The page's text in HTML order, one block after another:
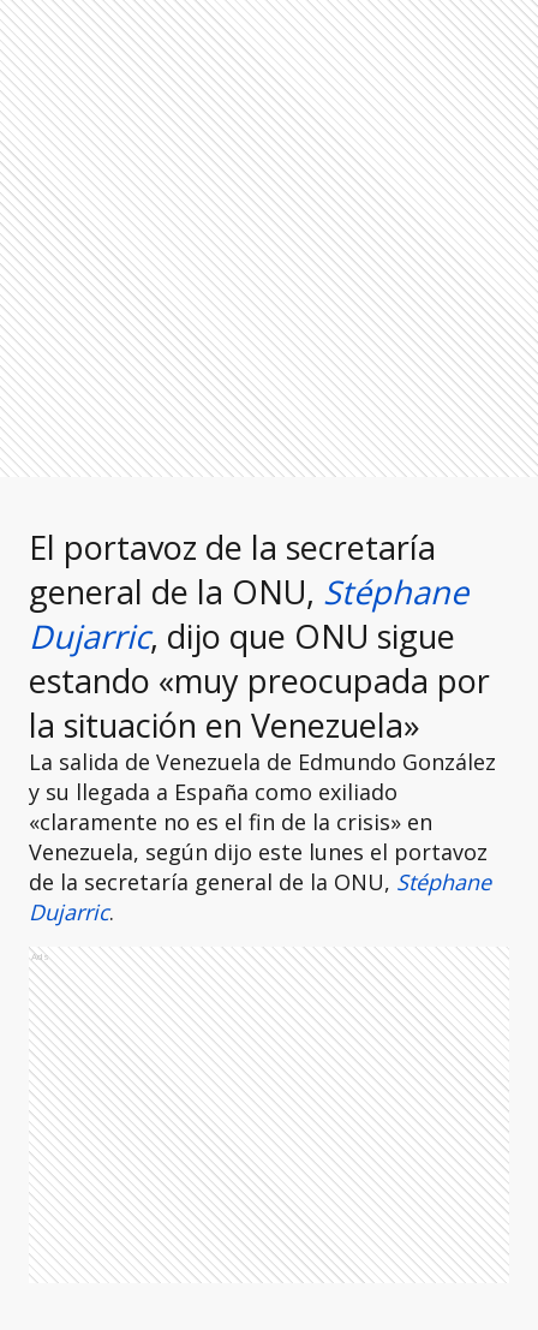
El portavoz de la secretaría
general de la ONU, Stéphane
Dujarric, dijo que ONU sigue
estando «muy preocupada por
la situación en Venezuela»
La salida de Venezuela de Edmundo González
y su llegada a España como exiliado
«claramente no es el fin de la crisis» en
Venezuela, según dijo este lunes el portavoz
de la secretaría general de la ONU, Stéphane
Dujarric.
Ads